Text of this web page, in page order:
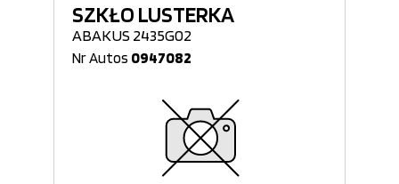
SZKŁO LUSTERKA
ABAKUS 2435G02
Nr Autos 0947082